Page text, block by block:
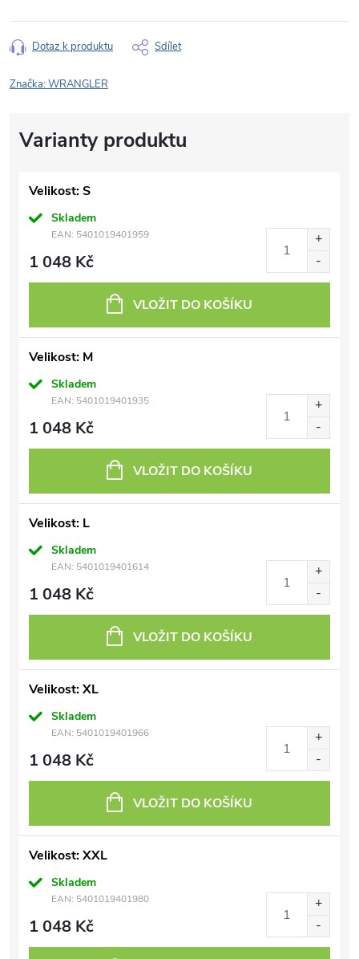
Dotaz k produktu Sdílet
Značka:WRANGLER
Velikost: S
Skladem
EAN: 5401019401959
1 048 Kč
VLOŽIT DO KOŠÍKU
Velikost: M
Skladem
EAN: 5401019401935
1 048 Kč
VLOŽIT DO KOŠÍKU
Velikost: L
Skladem
EAN: 5401019401614
1 048 Kč
VLOŽIT DO KOŠÍKU
Velikost: XL
Skladem
EAN: 5401019401966
1 048 Kč
VLOŽIT DO KOŠÍKU
Velikost: XXL
Skladem
EAN: 5401019401980
1 048 Kč